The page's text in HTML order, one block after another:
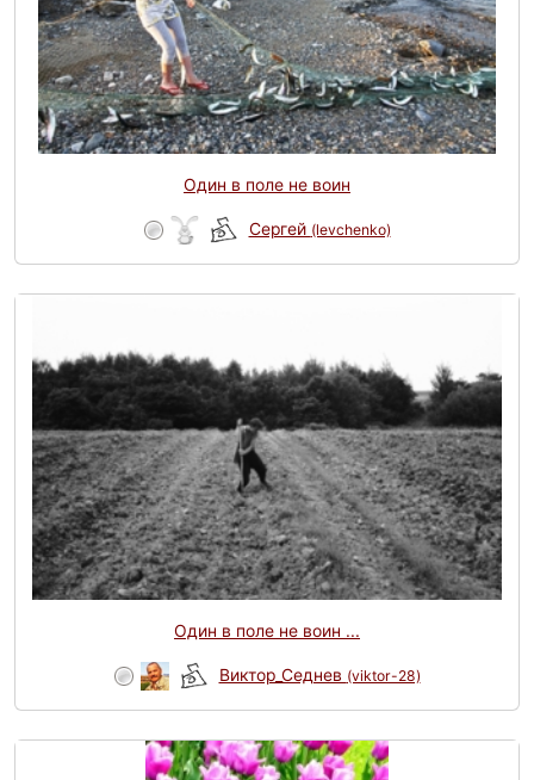
Один в поле не воин
Сергей (levchenko)
Один в поле не воин ...
Виктор_Седнев (viktor-28)